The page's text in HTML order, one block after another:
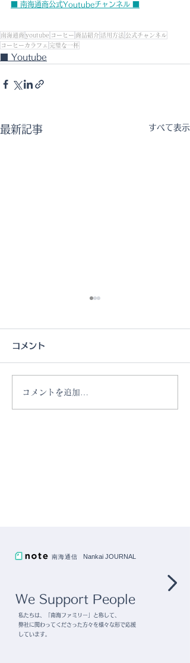
■ 南海通商公式Youtubeチャンネル ■
南海通商 youtube コーヒー 商品紹介 活用方法 公式チャンネル
コーヒーカラフェ 完璧な一杯
■ Youtube
最新記事 すべて表示
「YouTube」配信動画公
コメント
コメントを追加…
Nankai JOURNAL
南海通信
We Support People
私たちは、「南海ファミリー」と称して、
弊社に関わってくださった方々を様々な形で応援
しています。